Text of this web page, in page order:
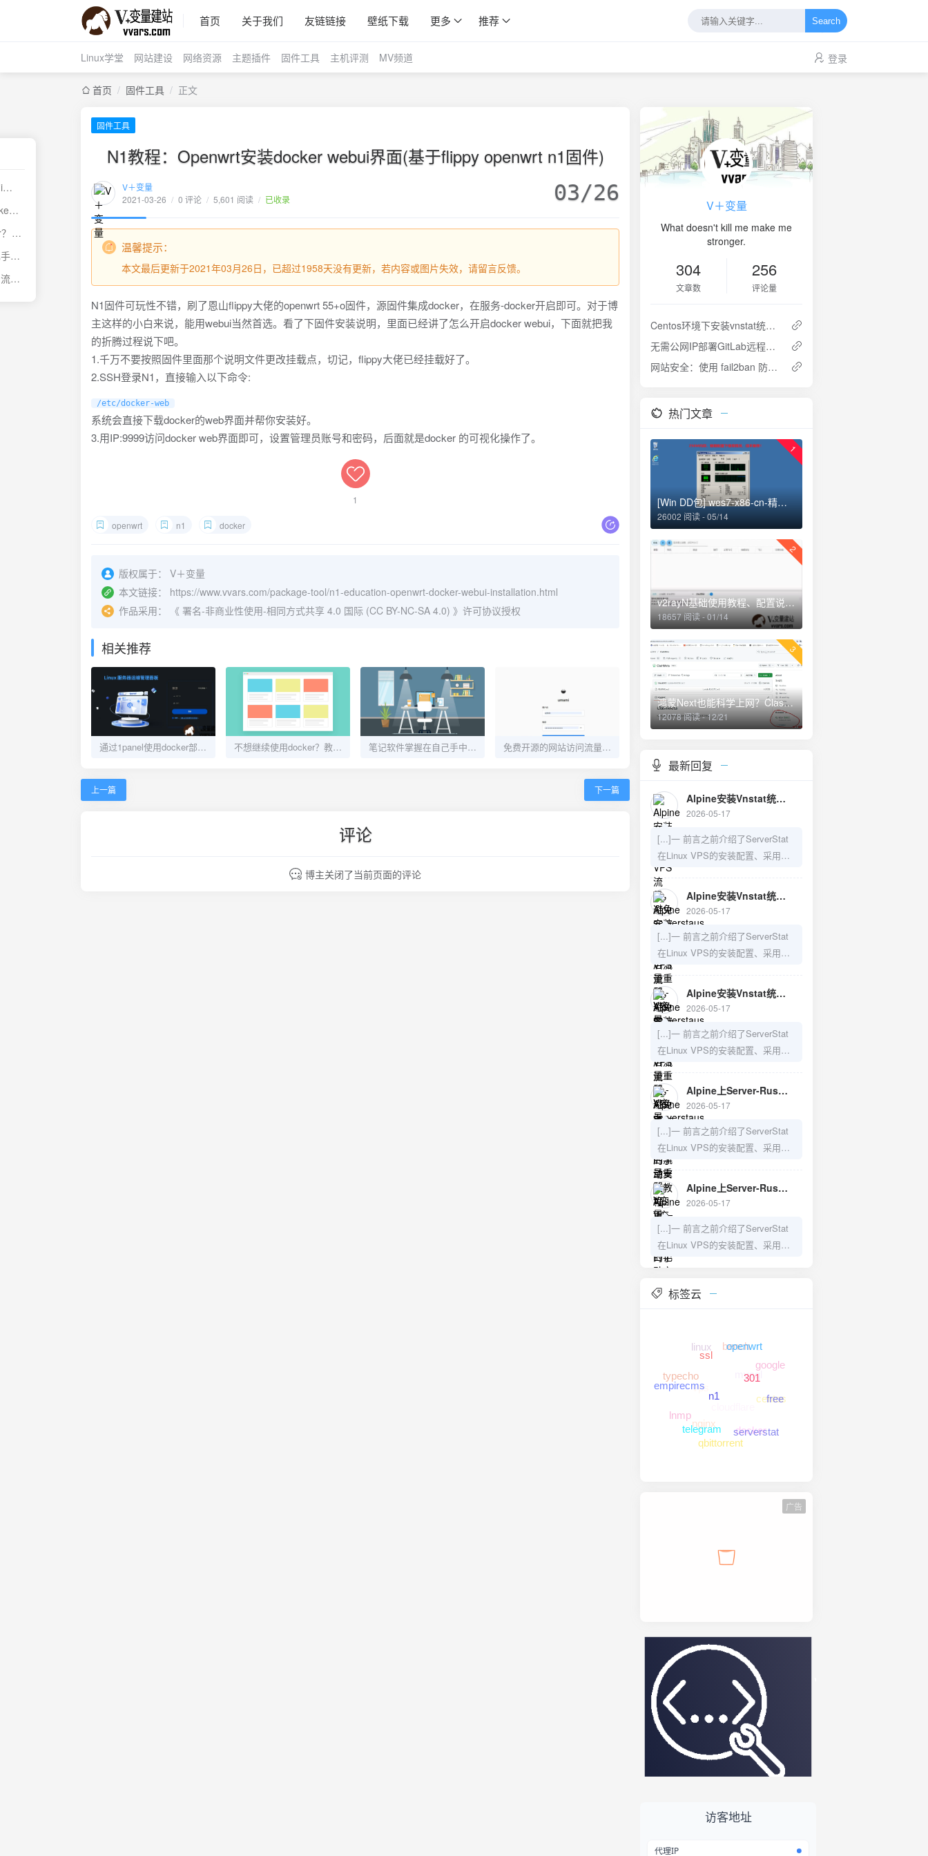
首页 关于我们 友链链接 壁纸下载 更多 推荐 Search
Linux学堂 网站建设 网络资源 主题插件 固件工具 主机评测 MV频道 登录
首页 / 固件工具 / 正文
N1教程：Openwrt安装docker webui界面(基于flippy openwrt n1固件)
通过1panel使用docker部署bitwarden并配置mysql数据库和CDN加速以及自动化备份教程
不想继续使用docker？教你彻底卸载docker，不留痕迹
笔记软件掌握在自己手中——使用docker自建e2ee开源笔记软件Notesnook服务器
免费开源的网站访问流量统计分析平台Umami的Docker安装方式实战
固件工具
N1教程：Openwrt安装docker webui界面(基于flippy openwrt n1固件)
V＋变量
2021-03-26 / 0 评论 / 5,601 阅读 / 已收录 03/26
温馨提示：
本文最后更新于2021年03月26日，已超过1958天没有更新，若内容或图片失效，请留言反馈。
N1固件可玩性不错，刷了恩山flippy大佬的openwrt 55+o固件，源固件集成docker，在服务-docker开启即可。对于博
主这样的小白来说，能用webui当然首选。看了下固件安装说明，里面已经讲了怎么开启docker webui，下面就把我
的折腾过程说下吧。
1.千万不要按照固件里面那个说明文件更改挂载点，切记，flippy大佬已经挂载好了。
2.SSH登录N1，直接输入以下命令:
/etc/docker-web
系统会直接下载docker的web界面并帮你安装好。
3.用IP:9999访问docker web界面即可，设置管理员账号和密码，后面就是docker 的可视化操作了。
1
openwrt n1 docker
版权属于：
V＋变量
本文链接：
https://www.vvars.com/package-tool/n1-education-openwrt-docker-webui-installation.html
作品采用：
《 署名-非商业性使用-相同方式共享 4.0 国际 (CC BY-NC-SA 4.0) 》许可协议授权
相关推荐
通过1panel使用docker部署bitwarden并配置mysql数据库和CDN加速以及自动化备份教程 不想继续使用docker？教你彻底卸载docker，不留痕迹 笔记软件掌握在自己手中——使用docker自建e2ee开源笔记软件Notesnook服务器 免费开源的网站访问流量统计分析平台Umami的Docker安装方式实战
上一篇 下一篇
评论
博主关闭了当前页面的评论
V＋变量
What doesn't kill me make me
stronger.
304
文章数
256
评论量
Centos环境下安装vnstat统计vps流量
无需公网IP部署GitLab远程开发
网站安全：使用 fail2ban 防御 SSH 服务器的暴力破解攻击
热门文章
1
[Win DD包] wes7-x86-cn-精简，安装后仅占用1.55G存储空间
26002 阅读 - 05/14
2
v2rayN基础使用教程、配置说明、添加订阅、路由选择
18657 阅读 - 01/14
3
鸿蒙Next也能科学上网？Clash Meta for harmorny next os
12078 阅读 - 12/21
最新回复
Alpine安装Vnstat统计VPS流量，避免serverstaus系统重启后流量重置 - V变量—建站日记
2026-05-17
[...]一 前言之前介绍了ServerStat
在Linux VPS的安装配置、采用
Vnstat来防止重启导致数据丢失的
问题，以及如何在LiNUX VPS上手
动安装Server-Rust,需要的可以访
问之前的博文：1）LiNUX VPS上
Server-Rust的手动安装教程2）
Serverstaus改用Vnstat统计VPS流
量，避免服务器重启引起统计丢失
3）Alpine上Server-Rust的手动安
装教[...]
Alpine安装Vnstat统计VPS流量，避免serverstaus系统重启后流量重置 - V变量—建站日记
2026-05-17
[...]一 前言之前介绍了ServerStat
在Linux VPS的安装配置、采用
Vnstat来防止重启导致数据丢失的
问题，以及如何在LiNUX VPS上手
动安装Server-Rust,需要的可以访
问之前的博文：1）LiNUX VPS上
Server-Rust的手动安装教程2）
Serverstaus改用Vnstat统计VPS流
量，避免服务器重启引起统计丢失
3）Alpine上Server-Rust的手动安
装教[...]
Alpine安装Vnstat统计VPS流量，避免serverstaus系统重启后流量重置 - V变量—建站日记
2026-05-17
[...]一 前言之前介绍了ServerStat
在Linux VPS的安装配置、采用
Vnstat来防止重启导致数据丢失的
问题，以及如何在LiNUX VPS上手
动安装Server-Rust,需要的可以访
问之前的博文：1）LiNUX VPS上
Server-Rust的手动安装教程2）
Serverstaus改用Vnstat统计VPS流
量，避免服务器重启引起统计丢失
3）Alpine上Server-Rust的手动安
装教[...]
Alpine上Server-Rust的手动安装教程 - V变量—建站日记
2026-05-17
[...]一 前言之前介绍了ServerStat
在Linux VPS的安装配置、采用
Vnstat来防止重启导致数据丢失的
问题，以及如何在安装了openwrt
的n1旁路由上安装Serverstat,以及
如何在LiNUX VPS上手动安装
Server-Rust,需要的可以访问之前
的博文：1）随时随地监控你的
VPS状态——Serverstat部署折腾
计VPS流量，避[...]
Alpine上Server-Rust的手动安装教程 - V变量—建站日记
2026-05-17
[...]一 前言之前介绍了ServerStat
在Linux VPS的安装配置、采用
Vnstat来防止重启导致数据丢失的
的n1旁路由上安装Serverstat,以及
的博文：1）随时随地监控你的
VPS状态——Serverstat部署折腾
之路2）Serverstaus改用Vnstat统
计VPS流量，避[...]
标签云
vps
typecho
linux
bench
cloudflare
nginx
lnmp
empirecms
openwrt
google
qbittorrent
telegram
free
serverstat
广告